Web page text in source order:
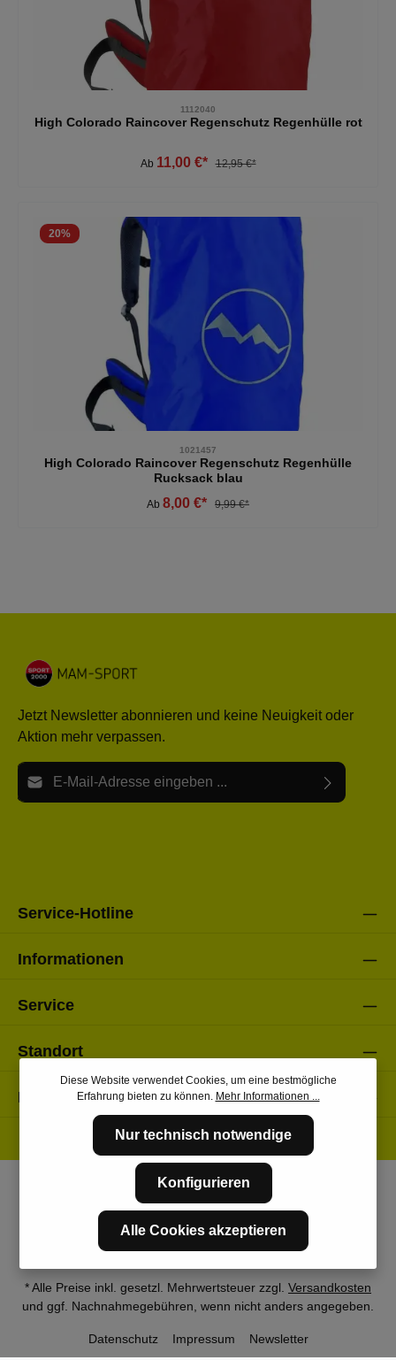
1112040
High Colorado Raincover Regenschutz Regenhülle rot
Ab 11,00 €* 12,95 €*
20%
1021457
High Colorado Raincover Regenschutz Regenhülle
Rucksack blau
Ab 8,00 €* 9,99 €*
Jetzt Newsletter abonnieren und keine Neuigkeit oder
Aktion mehr verpassen.
E-Mail-Adresse*
Service-Hotline
Informationen
Service
Standort
Folge uns
* Alle Preise inkl. gesetzl. Mehrwertsteuer zzgl. Versandkosten
und ggf. Nachnahmegebühren, wenn nicht anders angegeben.
Datenschutz Impressum Newsletter
Diese Website verwendet Cookies, um eine bestmögliche
Erfahrung bieten zu können. Mehr Informationen ...
Nur technisch notwendige
Konfigurieren
Alle Cookies akzeptieren